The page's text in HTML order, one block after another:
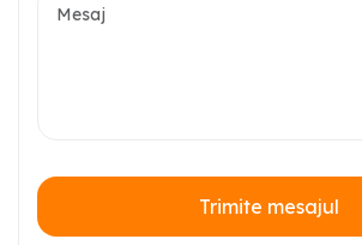
Trimite mesajul